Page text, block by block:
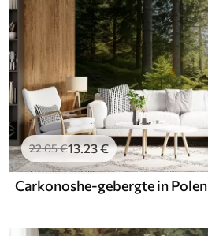
22.05€13.23€
Carkonoshe-gebergte in Polen